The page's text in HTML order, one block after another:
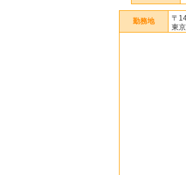
勤務地
〒
東